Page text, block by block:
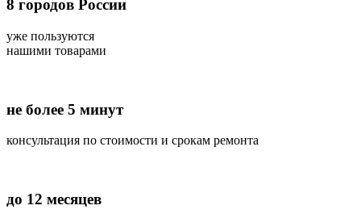
8 городов России
уже пользуются
нашими товарами
не более 5 минут
консультация по стоимости и срокам ремонта
до 12 месяцев